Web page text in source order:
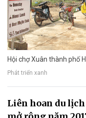
Hội chợ Xuân thành phố
Phát triển xanh
Liên hoan du